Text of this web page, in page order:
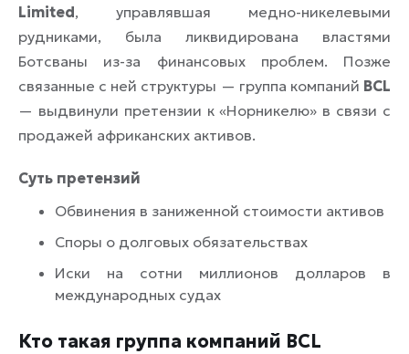
Limited, управлявшая медно-никелевыми
рудниками, была ликвидирована властями
Ботсваны из-за финансовых проблем. Позже
связанные с ней структуры — группа компаний BCL
— выдвинули претензии к «Норникелю» в связи с
продажей африканских активов.
Суть претензий
Обвинения в заниженной стоимости активов
Споры о долговых обязательствах
Иски на сотни миллионов долларов в
международных судах
Кто такая группа компаний BCL